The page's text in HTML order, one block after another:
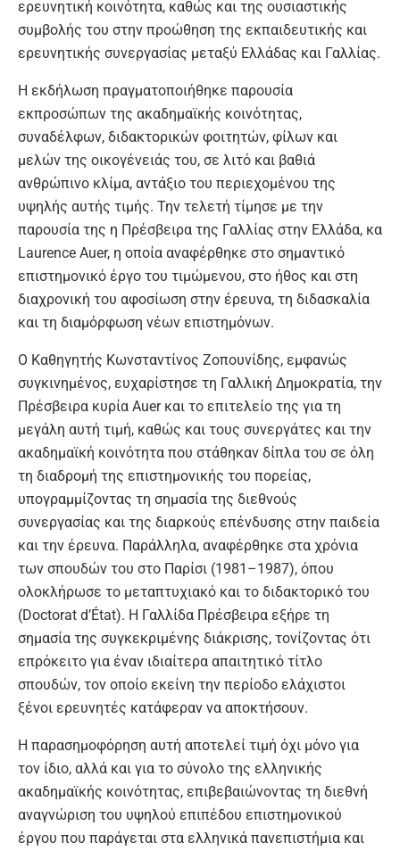
ερευνητική κοινότητα, καθώς και της ουσιαστικής
συμβολής του στην προώθηση της εκπαιδευτικής και
ερευνητικής συνεργασίας μεταξύ Ελλάδας και Γαλλίας.
Η εκδήλωση πραγματοποιήθηκε παρουσία
εκπροσώπων της ακαδημαϊκής κοινότητας,
συναδέλφων, διδακτορικών φοιτητών, φίλων και
μελών της οικογένειάς του, σε λιτό και βαθιά
ανθρώπινο κλίμα, αντάξιο του περιεχομένου της
υψηλής αυτής τιμής. Την τελετή τίμησε με την
παρουσία της η Πρέσβειρα της Γαλλίας στην Ελλάδα, κα
Laurence Auer, η οποία αναφέρθηκε στο σημαντικό
επιστημονικό έργο του τιμώμενου, στο ήθος και στη
διαχρονική του αφοσίωση στην έρευνα, τη διδασκαλία
και τη διαμόρφωση νέων επιστημόνων.
Ο Καθηγητής Κωνσταντίνος Ζοπουνίδης, εμφανώς
συγκινημένος, ευχαρίστησε τη Γαλλική Δημοκρατία, την
Πρέσβειρα κυρία Auer και το επιτελείο της για τη
μεγάλη αυτή τιμή, καθώς και τους συνεργάτες και την
ακαδημαϊκή κοινότητα που στάθηκαν δίπλα του σε όλη
τη διαδρομή της επιστημονικής του πορείας,
υπογραμμίζοντας τη σημασία της διεθνούς
συνεργασίας και της διαρκούς επένδυσης στην παιδεία
και την έρευνα. Παράλληλα, αναφέρθηκε στα χρόνια
των σπουδών του στο Παρίσι (1981–1987), όπου
ολοκλήρωσε το μεταπτυχιακό και το διδακτορικό του
(Doctorat d’État). Η Γαλλίδα Πρέσβειρα εξήρε τη
σημασία της συγκεκριμένης διάκρισης, τονίζοντας ότι
επρόκειτο για έναν ιδιαίτερα απαιτητικό τίτλο
σπουδών, τον οποίο εκείνη την περίοδο ελάχιστοι
ξένοι ερευνητές κατάφεραν να αποκτήσουν.
Η παρασημοφόρηση αυτή αποτελεί τιμή όχι μόνο για
τον ίδιο, αλλά και για το σύνολο της ελληνικής
ακαδημαϊκής κοινότητας, επιβεβαιώνοντας τη διεθνή
αναγνώριση του υψηλού επιπέδου επιστημονικού
έργου που παράγεται στα ελληνικά πανεπιστήμια και